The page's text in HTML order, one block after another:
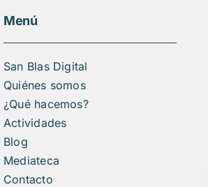
Menú
San Blas Digital
Quiénes somos
¿Qué hacemos?
Actividades
Blog
Mediateca
Contacto